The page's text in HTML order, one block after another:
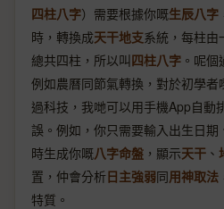
四柱八字）需要根據你嘅生辰八字
時，轉換成天干地支系統，每柱由
總共四柱，所以叫四柱八字 。呢
例如農曆同節氣轉換，對於初學
過科技，我哋可以用手機App自動
誤。例如，你只需要輸入出生日
時生成你嘅八字命盤 ，顯示天干 、
置，仲會分析日主強弱同用神取法
特質。